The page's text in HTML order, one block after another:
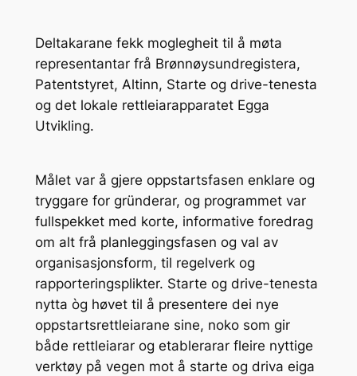
Deltakarane fekk moglegheit til å møta
representantar frå Brønnøysundregistera,
Patentstyret, Altinn, Starte og drive-tenesta
og det lokale rettleiarapparatet Egga
Utvikling.
Målet var å gjere oppstartsfasen enklare og
tryggare for gründerar, og programmet var
fullspekket med korte, informative foredrag
om alt frå planleggingsfasen og val av
organisasjonsform, til regelverk og
rapporteringsplikter. Starte og drive-tenesta
nytta òg høvet til å presentere dei nye
oppstartsrettleiarane sine, noko som gir
både rettleiarar og etablerarar fleire nyttige
verktøy på vegen mot å starte og driva eiga